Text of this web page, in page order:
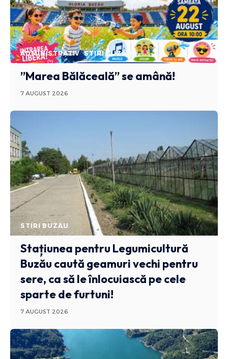
ADMINISTRATIV STIRI BUZAU
”Marea Bălăceală” se amână!
7 AUGUST 2026
STIRI BUZAU
Stațiunea pentru Legumicultură
Buzău caută geamuri vechi pentru
sere, ca să le înlocuiască pe cele
sparte de furtuni!
7 AUGUST 2026